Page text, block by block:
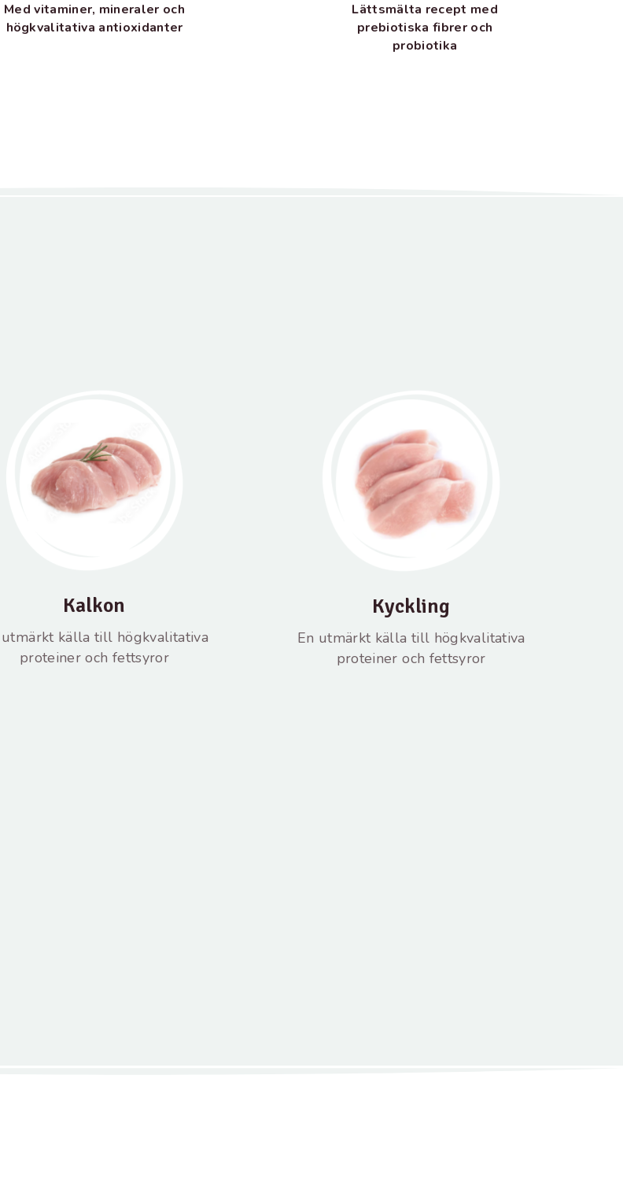
Med vitaminer, mineraler och
högkvalitativa antioxidanter
Lättsmälta recept med
prebiotiska fibrer och
probiotika
Kalkon
utmärkt källa till högkvalitativa
proteiner och fettsyror
Kyckling
En utmärkt källa till högkvalitativa
proteiner och fettsyror